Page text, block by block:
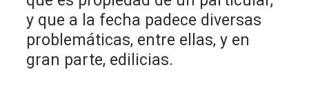
y que a la fecha padece diversas
problemáticas, entre ellas, y en
gran parte, edilicias.